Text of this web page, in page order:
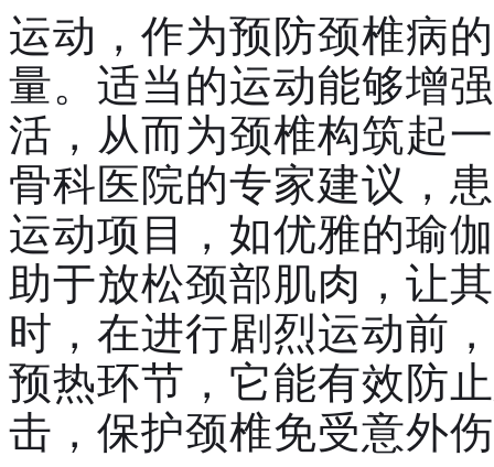
运动，作为预防颈椎病
量。适当的运动能够增
活，从而为颈椎构筑起
骨科医院的专家建议，
运动项目，如优雅的瑜
助于放松颈部肌肉，让
时，在进行剧烈运动前
预热环节，它能有效防
击，保护颈椎免受意外